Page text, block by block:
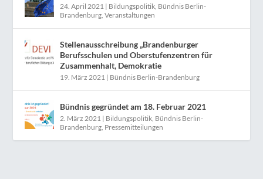
24. April 2021 | Bildungspolitik Bündnis Berlin-
Brandenburg ,Veranstaltungen
Stellenausschreibung „Brandenburger
Berufsschulen und Oberstufenzentren für
Zusammenhalt, Demokratie
19. März 2021 | Bündnis Berlin-Brandenburg
Bündnis gegründet am 18. Februar 2021
2. März 2021 | Bildungspolitik Bündnis Berlin-
Brandenburg Pressemitteilungen